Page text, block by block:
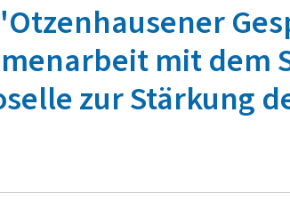
mit dem
zur Stärkung